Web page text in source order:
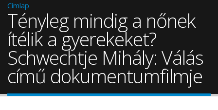
Címlap
Tényleg mindig a nőnek
ítélik a gyerekeket?
Schwechtje Mihály: Válás
című dokumentumfilmje